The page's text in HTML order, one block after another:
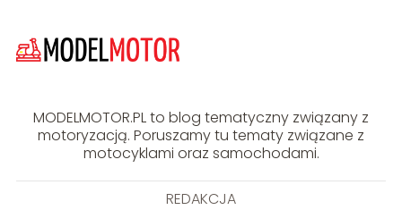
MODELMOTOR.PL to blog tematyczny związany z
motoryzacją. Poruszamy tu tematy związane z
motocyklami oraz samochodami.
REDAKCJA